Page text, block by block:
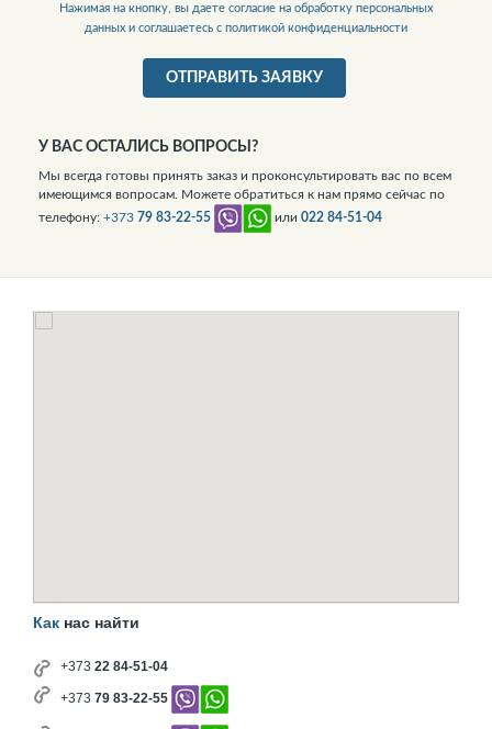
Нажимая на кнопку, вы даете согласие на обработку персональных
данных и соглашаетесь c политикой конфиденциальности
ОТПРАВИТЬ ЗАЯВКУ
У ВАС ОСТАЛИСЬ ВОПРОСЫ?
Мы всегда готовы принять заказ и проконсультировать вас по всем
имеющимся вопросам. Можете обратиться к нам прямо сейчас по
телефону: +373 79 83-22-55 или 022 84-51-04
Как нас найти
+373 22 84-51-04
+373 79 83-22-55